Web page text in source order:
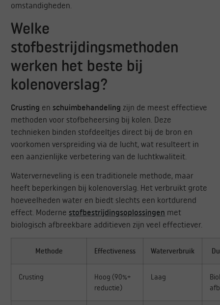
omstandigheden.
Welke
stofbestrijdingsmethoden
werken het beste bij
kolenoverslag?
Crusting enschuimbehandeling zijn de meest effectieve
methoden voor stofbeheersing bij kolen. Deze
technieken binden stofdeeltjes direct bij de bron en
voorkomen verspreiding via de lucht, wat resulteert in
een aanzienlijke verbetering van de luchtkwaliteit.
Waterverneveling is een traditionele methode, maar
heeft beperkingen bij kolenoverslag. Het verbruikt grote
hoeveelheden water en biedt slechts een kortdurend
effect. Modernestofbestrijdingsoplossingen met
biologisch afbreekbare additieven zijn veel effectiever.
Methode Effectiveness Waterverbruik
Crusting
Hoog (90%+
reductie)
Laag